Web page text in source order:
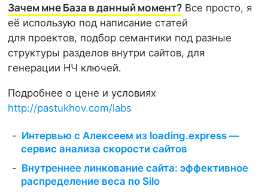
Зачем мне База в данный момент? Все просто, я
её использую под написание статей
для проектов, подбор семантики под разные
структуры разделов внутри сайтов, для
генерации НЧ ключей.
Подробнее о цене и условиях
http://pastukhov.com/labs
Интервью с Алексеем из loading.express —
сервис анализа скорости сайтов
Внутреннее линкование сайта: эффективное
распределение веса по Silo